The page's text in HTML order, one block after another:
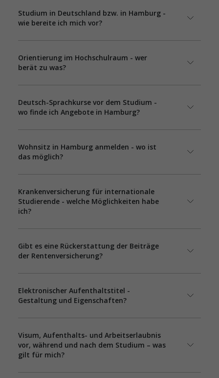
Studium in Deutschland bzw. in Hamburg -
wie bereite ich mich vor?
Orientierung im Hochschulraum - wer
berät zu was?
Deutsch-Sprachkurse vor dem Studium -
wo finde ich Angebote in Hamburg?
Wohnsitz in Hamburg anmelden - wo ist
das möglich?
Krankenversicherung für internationale
Studierende - welche Möglichkeiten habe
ich?
Gibt es eine Rückerstattung der Beiträge
der Rentenversicherung?
Elektronischer Aufenthaltstitel -
Gestaltung und Eigenschaften?
Visum, Aufenthalts- und Arbeitserlaubnis
vor, während und nach dem Studium – was
gilt für mich?